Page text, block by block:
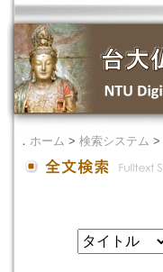
． ホーム > 検索システム >